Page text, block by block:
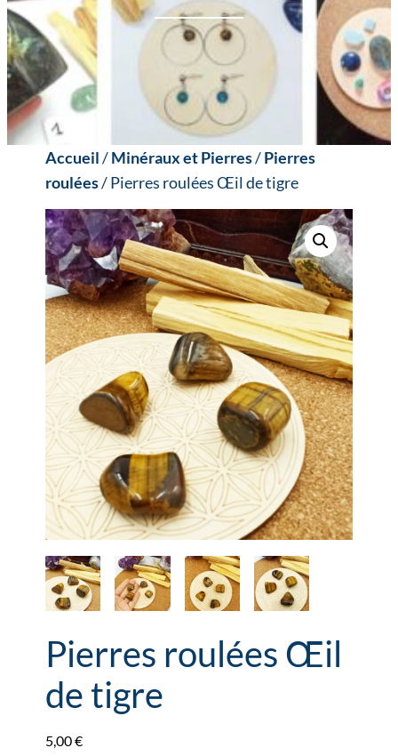
Accueil/Minéraux et Pierres/Pierres
roulées/ Pierres roulées Œil de tigre
Pierres roulées Œil
de tigre
5,00€